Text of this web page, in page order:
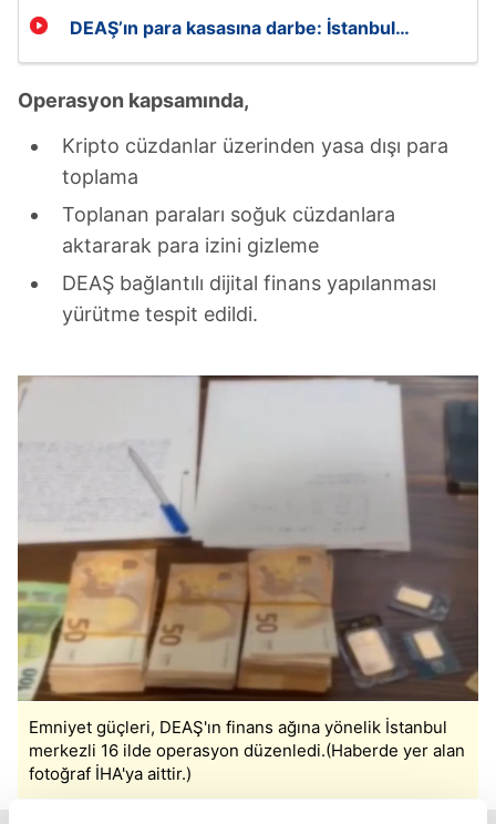
DEAŞ’ın para kasasına darbe: İstanbul
Operasyon kapsamında,
Kripto cüzdanlar üzerinden yasa dışı para
toplama
Toplanan paraları soğuk cüzdanlara
aktararak para izini gizleme
DEAŞ bağlantılı dijital finans yapılanması
yürütme tespit edildi.
Emniyet güçleri, DEAŞ'ın finans ağına yönelik İstanbul
merkezli 16 ilde operasyon düzenledi.(Haberde yer alan
fotoğraf İHA'ya aittir.)